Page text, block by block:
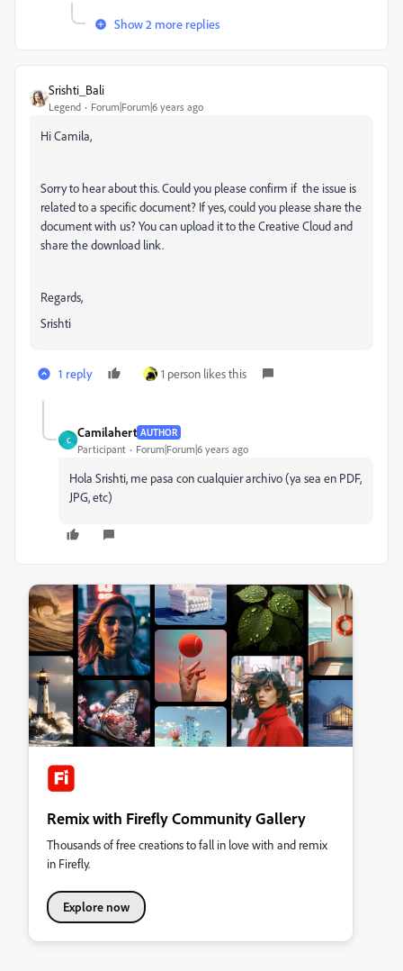
Show 2 more replies
Srishti_Bali
Legend Forum|Forum|6 years ago
Hi Camila,
Sorry to hear about this. Could you please confirm if the issue is
related to a specific document? If yes, could you please share the
document with us? You can upload it to the Creative Cloud and
share the download link.
Regards,
Srishti
1 reply 1 person likes this
C
Camilahert AUTHOR
Participant Forum|Forum|6 years ago
Hola Srishti, me pasa con cualquier archivo (ya sea en PDF,
JPG, etc)
Remix with Firefly Community Gallery
Thousands of free creations to fall in love with and remix
in Firefly.
Explore now